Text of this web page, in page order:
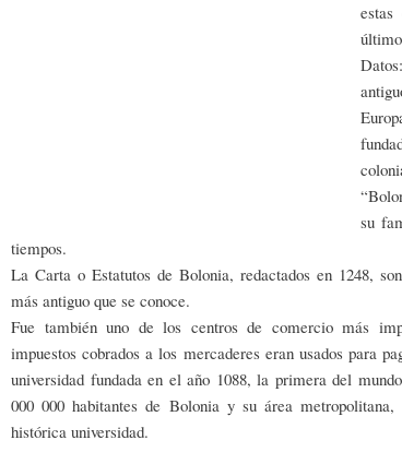
su
tiempos.
La Carta o Estatutos de Bolonia, redactados en 1248,
más antiguo que se conoce.
Fue también uno de los centros de comercio más
impuestos cobrados a los mercaderes eran usados para
universidad fundada en el año 1088, la primera del
000 000 habitantes de Bolonia y su área
histórica universidad.